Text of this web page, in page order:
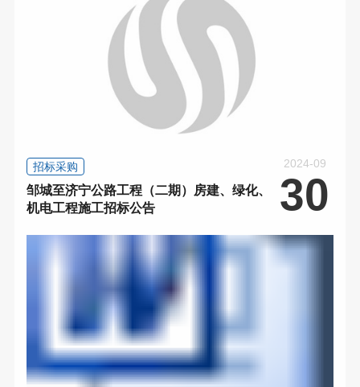
招标采购
邹城至济宁公路工程（二期）房建、绿化、
机电工程施工招标公告
2024-09
30